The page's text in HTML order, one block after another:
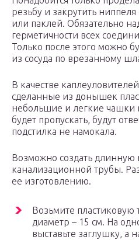
резьбу и закрутить
или паклей. Обязательно
герметичности всех
Только после этого можно
из сосуда по врезанному
В качестве
сделанные из донышек
небольшие и легкие чашки
будет пропускать, будут
подстилка не намокала.
Возможно создать длинную
канализационной трубы.
ее изготовлению.
Возьмите пластиковую
диаметр – 15 см. На
выставьте заглушку, а